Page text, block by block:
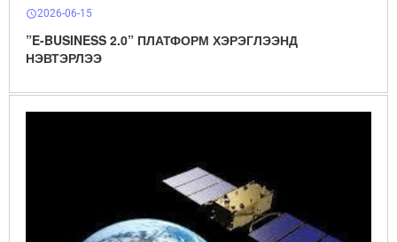
schedule2026-06-15
”E-BUSINESS 2.0” ПЛАТФОРМ ХЭРЭГЛЭЭНД
НЭВТЭРЛЭЭ